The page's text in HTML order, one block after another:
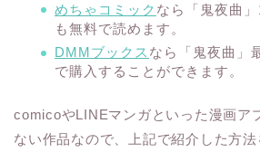
めちゃコミック なら「鬼夜曲
も無料で読めます。
DMMブックス なら「鬼夜曲」
で購入することができます。
comicoやLINEマンガといった漫画ア
ない作品なので、上記で紹介した方